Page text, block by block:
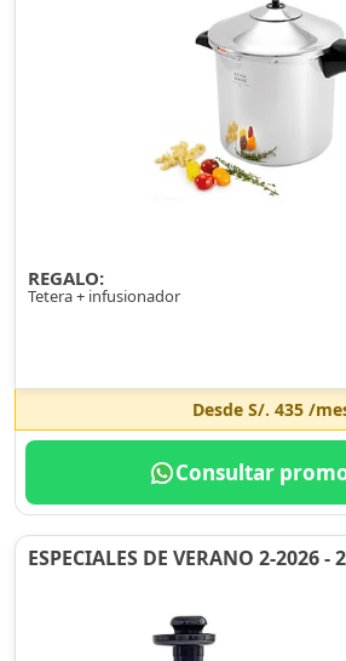
REGALO:
Tetera + infusionador
Desde S/. 435/
Consultar
ESPECIALES DE VERANO 2-2026 -